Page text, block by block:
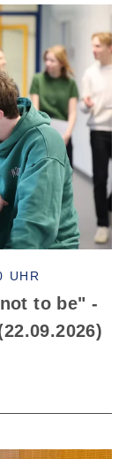
UHR
to be" -